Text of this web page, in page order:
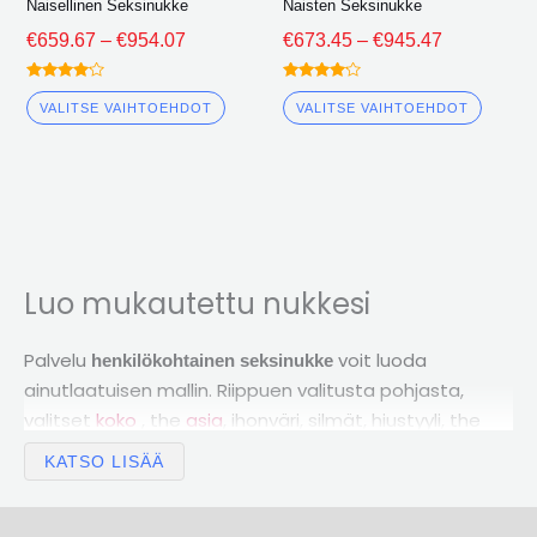
Naisellinen Seksinukke
€659.67 – €954.07
Arvioitu
4.00
ulos 5
VALITSE VAIHTOEHDOT
Naisten Seksinukke
€673.45 – €945.47
Arvioitu
4.00
ulos 5
VALITSE VAIHTOEHDOT
Luo mukautettu nukkesi
Palvelu henkilökohtainen seksinukke voit luoda
ainutlaatuisen mallin. Riippuen valitusta pohjasta,
valitset koko , the asia , ihonväri, silmät, hiustyyli, the
rinnassajamorfologia
KATSO LISÄÄ